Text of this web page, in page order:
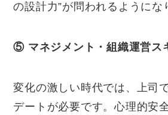
の設計力”が問われるようにな
⑤ マネジメント・組織運営ス
変化の激しい時代では、上司
デートが必要です。心理的安